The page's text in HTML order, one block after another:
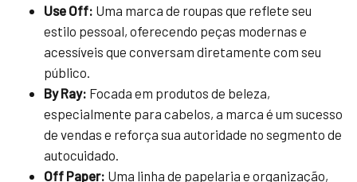
Use Off: Uma marca de roupas que reflete seu
estilo pessoal, oferecendo peças modernas e
acessíveis que conversam diretamente com seu
público.
By Ray: Focada em produtos de beleza,
especialmente para cabelos, a marca é um sucesso
de vendas e reforça sua autoridade no segmento de
autocuidado.
Off Paper: Uma linha de papelaria e organização,